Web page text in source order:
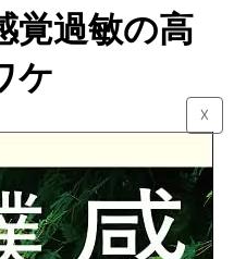
覚過敏の高
ケ
☓